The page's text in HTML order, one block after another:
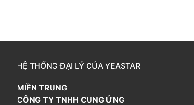
HỆ THỐNG ĐẠI LÝ CỦA YEASTAR
MIỀN TRUNG
CÔNG TY TNHH CUNG ỨNG